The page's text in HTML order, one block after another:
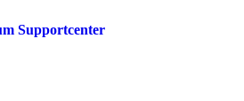
Supportcenter